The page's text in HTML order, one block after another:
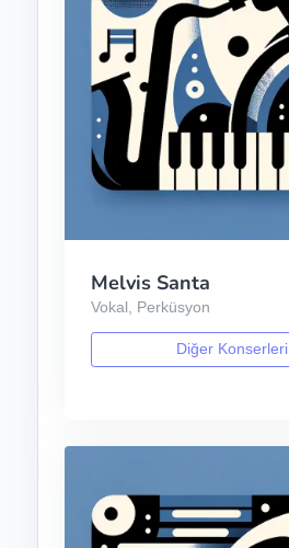
Melvis Santa
Vokal, Perküsyon
Diğer Konserleri